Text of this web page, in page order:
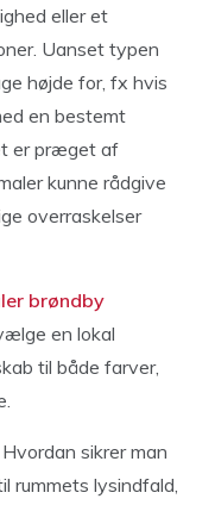
eller et
Uanset typen
højde for, fx hvis
en bestemt
er præget af
kunne rådgive
overraskelser
brøndby
en lokal
til både farver,
sikrer man
rummets lysindfald,